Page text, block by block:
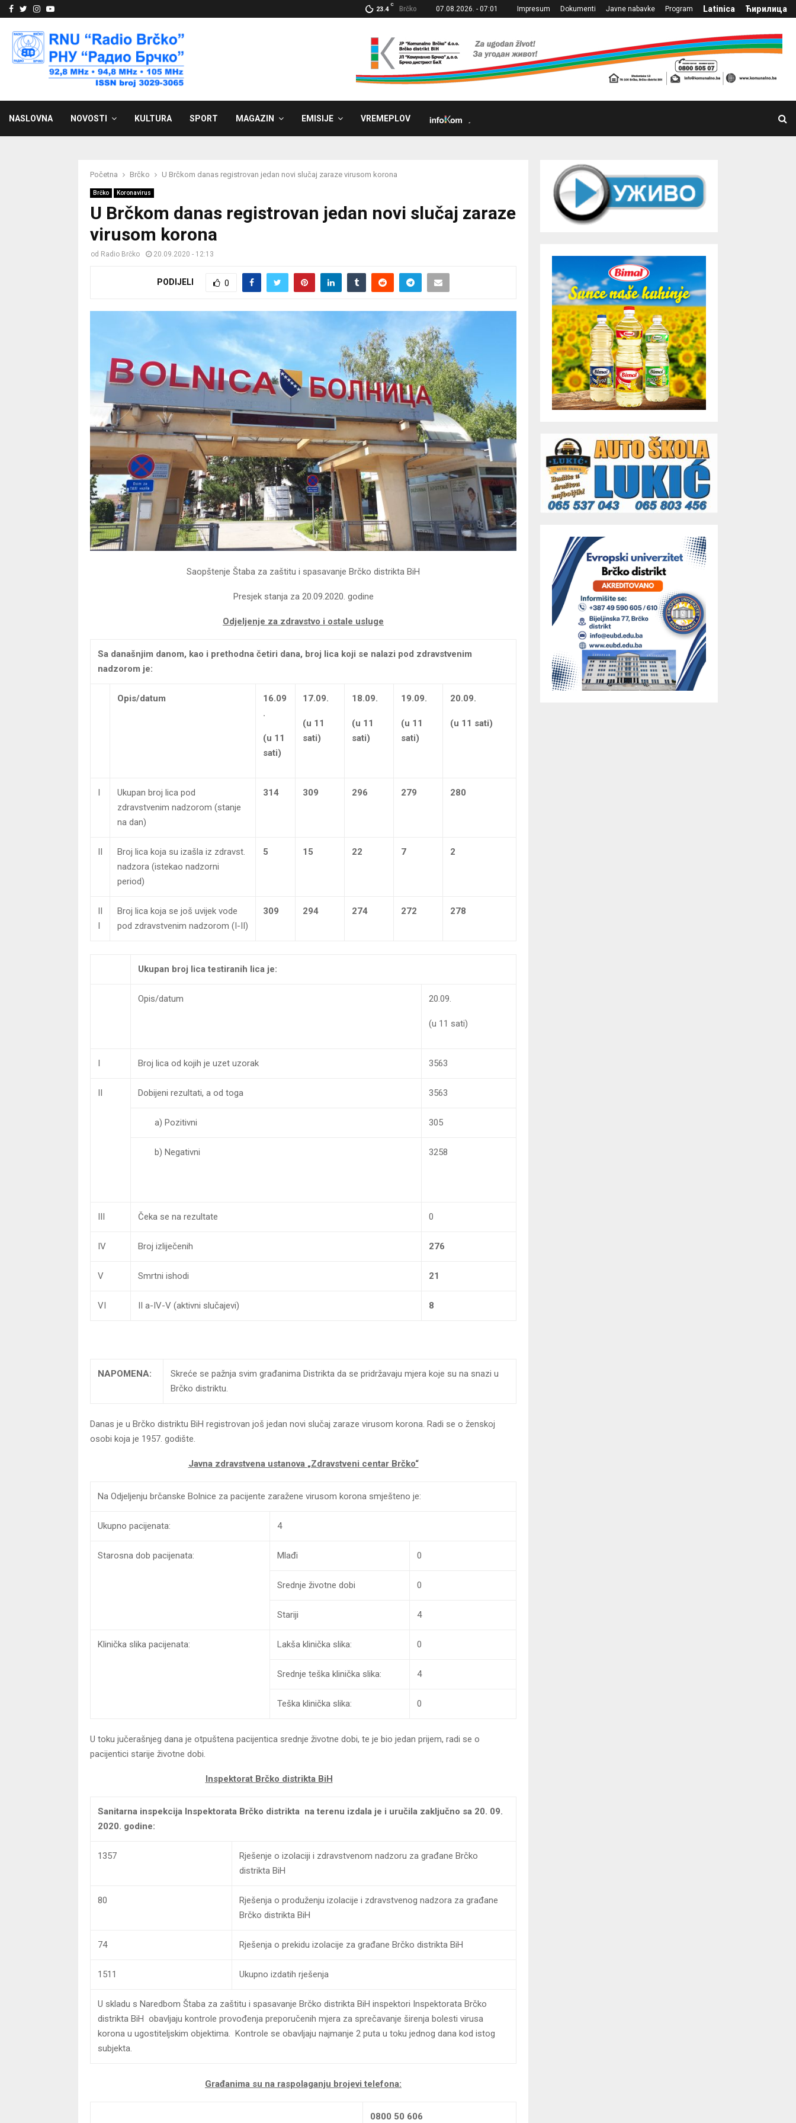
Facebook
Twitter
Instagram
Youtube 23.4
C
Brčko 07.08.2026. - 07:01 Impresum Dokumenti Javne nabavke Program Latinica Ћирилица
NASLOVNA NOVOSTI KULTURA SPORT MAGAZIN EMISIJE VREMEPLOV
Početna Brčko U Brčkom danas registrovan jedan novi slučaj zaraze virusom korona
Brčko Koronavirus
U Brčkom danas registrovan jedan novi slučaj zaraze
virusom korona
od Radio Brčko 20.09.2020 - 12:13
PODIJELI 0
Saopštenje Štaba za zaštitu i spasavanje Brčko distrikta BiH
Presjek stanja za 20.09.2020. godine
Odjeljenje za zdravstvo i ostale usluge
Sa današnjim danom, kao i prethodna četiri dana, broj lica koji se nalazi pod zdravstvenim
nadzorom je:
Opis/datum
16.09
.
(u 11
sati)
17.09.
(u 11
sati)
18.09.
(u 11
sati)
19.09.
(u 11
sati)
20.09.
(u 11 sati)
I
Ukupan broj lica pod
zdravstvenim nadzorom (stanje
na dan)
314 309 296 279 280
II
Broj lica koja su izašla iz zdravst.
nadzora (istekao nadzorni
period)
5 15 22 7 2
II
I
Broj lica koja se još uvijek vode
pod zdravstvenim nadzorom (I-II)
309 294 274 272 278
Ukupan broj lica testiranih lica je:
Opis/datum 20.09.
(u 11 sati)
I Broj lica od kojih je uzet uzorak 3563
II Dobijeni rezultati, a od toga 3563
a) Pozitivni 305
b) Negativni 3258
III Čeka se na rezultate 0
IV Broj izliječenih 276
V Smrtni ishodi 21
VI II a-IV-V (aktivni slučajevi) 8
NAPOMENA:
Skreće se pažnja svim građanima Distrikta da se pridržavaju mjera koje su na snazi u
Brčko distriktu.
Danas je u Brčko distriktu BiH registrovan još jedan novi slučaj zaraze virusom korona. Radi se o ženskoj
osobi koja je 1957. godište.
Javna zdravstvena ustanova „Zdravstveni centar Brčko“
Na Odjeljenju brčanske Bolnice za pacijente zaražene virusom korona smješteno je:
Ukupno pacijenata: 4
Starosna dob pacijenata: Mlađi 0
Srednje životne dobi 0
Stariji 4
Klinička slika pacijenata: Lakša klinička slika: 0
Srednje teška klinička slika: 4
Teška klinička slika: 0
U toku jučerašnjeg dana je otpuštena pacijentica srednje životne dobi, te je bio jedan prijem, radi se o
pacijentici starije životne dobi.
Inspektorat Brčko distrikta BiH
Sanitarna inspekcija Inspektorata Brčko distrikta na terenu izdala je i uručila zaključno sa 20. 09.
2020. godine:
1357
Rješenje o izolaciji i zdravstvenom nadzoru za građane Brčko
distrikta BiH
80
Rješenja o produženju izolacije i zdravstvenog nadzora za građane
Brčko distrikta BiH
74 Rješenja o prekidu izolacije za građane Brčko distrikta BiH
1511 Ukupno izdatih rješenja
U skladu s Naredbom Štaba za zaštitu i spasavanje Brčko distrikta BiH inspektori Inspektorata Brčko
distrikta BiH obavljaju kontrole provođenja preporučenih mjera za sprečavanje širenja bolesti virusa
korona u ugostiteljskim objektima. Kontrole se obavljaju najmanje 2 puta u toku jednog dana kod istog
subjekta.
Građanima su na raspolaganju brojevi telefona:
0800 50 606